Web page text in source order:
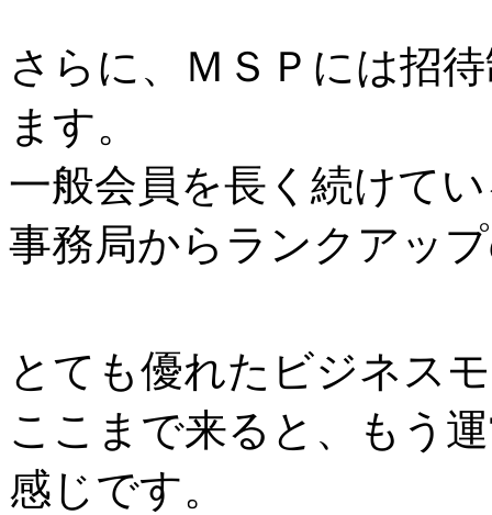
さらに、ＭＳＰには招
ます。
一般会員を長く続けて
事務局からランクアッ
とても優れたビジネス
ここまで来ると、もう
感じです。